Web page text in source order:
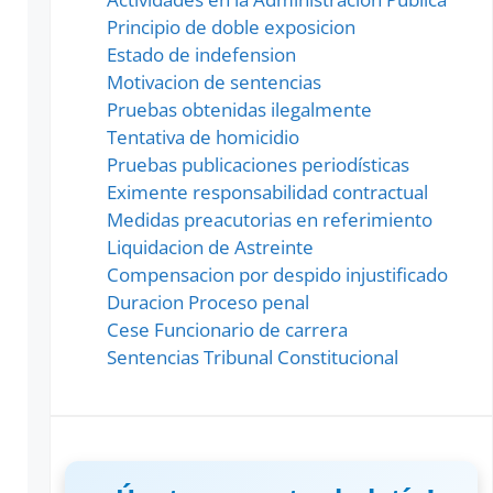
Principio de doble exposicion
Estado de indefension
Motivacion de sentencias
Pruebas obtenidas ilegalmente
Tentativa de homicidio
Pruebas publicaciones periodísticas
Eximente responsabilidad contractual
Medidas preacutorias en referimiento
Liquidacion de Astreinte
Compensacion por despido injustificado
Duracion Proceso penal
Cese Funcionario de carrera
Sentencias Tribunal Constitucional